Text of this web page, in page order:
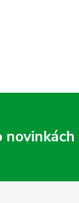
novinkách